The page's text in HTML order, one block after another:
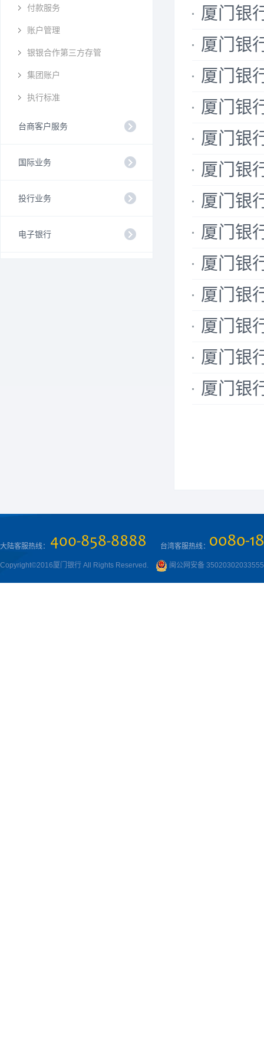
付款服务
账户管理
银银合作第三方存管
集团账户
执行标准
台商客户服务
国际业务
投行业务
电子银行
厦门银
厦门银
厦门银
厦门银
厦门银
厦门银
厦门银
厦门银
厦门银
厦门银
厦门银
厦门银
厦门银
大陆客服热线： 台湾客服热线：
Copyright©2016厦门银行 All Rights Reserved. 闽公网安备